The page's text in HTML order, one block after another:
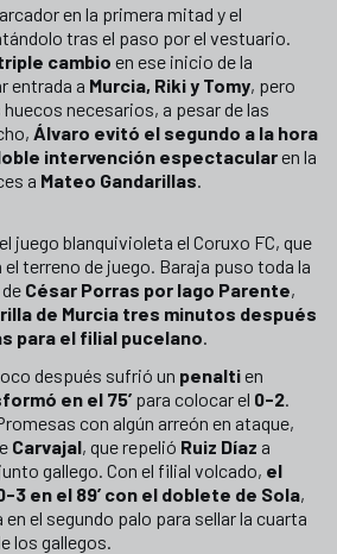
en la primera mitad y el
tras el paso por el vestuario.
cambio en ese inicio de la
entrada a Murcia, Riki y Tomy, pero
necesarios, a pesar de las
Álvaro evitó el segundo a la hora
intervención espectacularen la
a Mateo Gandarillas.
juego blanquivioleta el Coruxo FC, que
terreno de juego. Baraja puso toda la
César Porras por Iago Parente,
de Murcia tres minutos después
para el filial pucelano.
después sufrió un penaltien
en el 75’ para colocar el 0-2.
con algún arreón en ataque,
Carvajal, que repelió Ruiz Díaz a
gallego. Con el filial volcado, el
3 en el 89’ con el doblete de Sola,
el segundo palo para sellar la cuarta
los gallegos.